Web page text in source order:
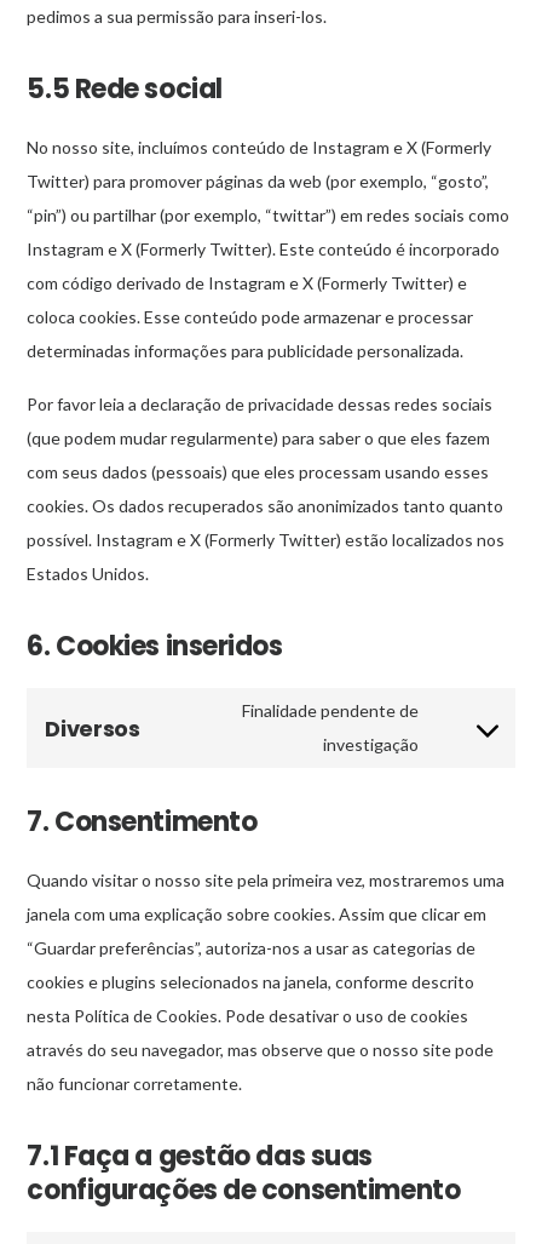
pedimos a sua permissão para inseri-los.
5.5 Rede social
No nosso site, incluímos conteúdo de Instagram e X (Formerly
Twitter) para promover páginas da web (por exemplo, “gosto”,
“pin”) ou partilhar (por exemplo, “twittar”) em redes sociais como
Instagram e X (Formerly Twitter). Este conteúdo é incorporado
com código derivado de Instagram e X (Formerly Twitter) e
coloca cookies. Esse conteúdo pode armazenar e processar
determinadas informações para publicidade personalizada.
Por favor leia a declaração de privacidade dessas redes sociais
(que podem mudar regularmente) para saber o que eles fazem
com seus dados (pessoais) que eles processam usando esses
cookies. Os dados recuperados são anonimizados tanto quanto
possível. Instagram e X (Formerly Twitter) estão localizados nos
Estados Unidos.
6. Cookies inseridos
Diversos
Finalidade pendente de
investigação
Consent
7. Consentimento
Quando visitar o nosso site pela primeira vez, mostraremos uma
janela com uma explicação sobre cookies. Assim que clicar em
“Guardar preferências”, autoriza-nos a usar as categorias de
cookies e plugins selecionados na janela, conforme descrito
nesta Política de Cookies. Pode desativar o uso de cookies
através do seu navegador, mas observe que o nosso site pode
não funcionar corretamente.
7.1 Faça a gestão das suas
configurações de consentimento